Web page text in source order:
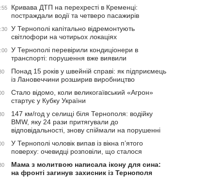
Кривава ДТП на перехресті в Кременці:
постраждали водії та четверо пасажирів
У Тернополі капітально відремонтують
світлофори на чотирьох локаціях
У Тернополі перевірили кондиціонери в
транспорті: порушення вже виявили
Понад 15 років у швейній справі: як підприємець
із Лановеччини розширив виробництво
Стало відомо, коли великогаївський «Агрон»
стартує у Кубку України
147 км/год у селищі біля Тернополя: водійку
BMW, яку 24 рази притягували до
відповідальності, знову спіймали на порушенні
У Тернополі чоловік випав із вікна п’ятого
поверху: очевидці розповіли, що сталося
Мама з молитвою написала ікону для сина:
на фронті загинув захисник із Тернополя